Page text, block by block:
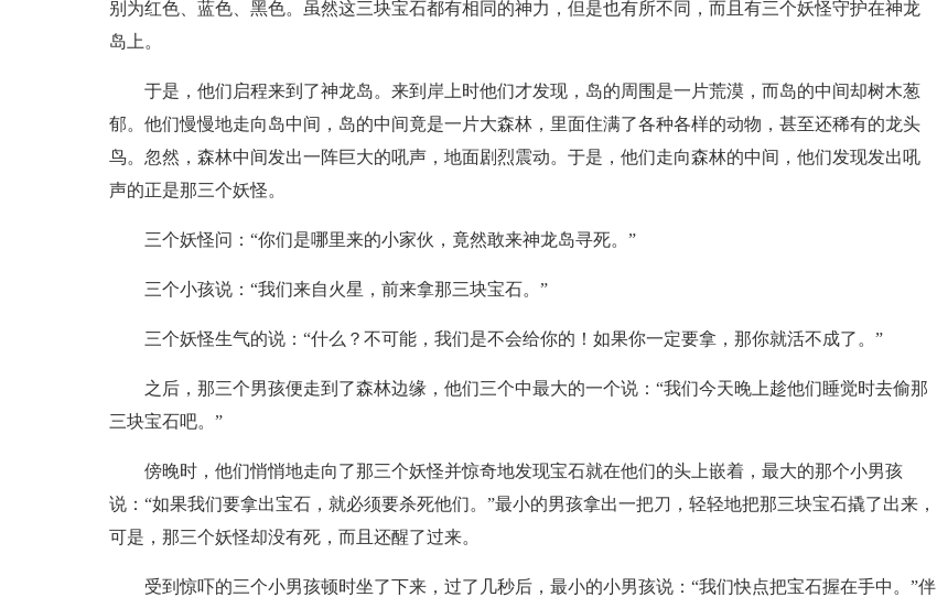
别为红色、蓝色、黑色。虽然这三块宝石都有相同的神力，但是也有所不同，而且有三个妖怪守护在神龙
岛上。
于是，他们启程来到了神龙岛。来到岸上时他们才发现，岛的周围是一片荒漠，而岛的中间却树木葱
郁。他们慢慢地走向岛中间，岛的中间竟是一片大森林，里面住满了各种各样的动物，甚至还稀有的龙头
鸟。忽然，森林中间发出一阵巨大的吼声，地面剧烈震动。于是，他们走向森林的中间，他们发现发出吼
声的正是那三个妖怪。
三个妖怪问：“你们是哪里来的小家伙，竟然敢来神龙岛寻死。”
三个小孩说：“我们来自火星，前来拿那三块宝石。”
三个妖怪生气的说：“什么？不可能，我们是不会给你的！如果你一定要拿，那你就活不成了。”
之后，那三个男孩便走到了森林边缘，他们三个中最大的一个说：“我们今天晚上趁他们睡觉时去偷那
三块宝石吧。”
傍晚时，他们悄悄地走向了那三个妖怪并惊奇地发现宝石就在他们的头上嵌着，最大的那个小男孩
说：“如果我们要拿出宝石，就必须要杀死他们。”最小的男孩拿出一把刀，轻轻地把那三块宝石撬了出来，
可是，那三个妖怪却没有死，而且还醒了过来。
受到惊吓的三个小男孩顿时坐了下来，过了几秒后，最小的小男孩说：“我们快点把宝石握在手中。”伴